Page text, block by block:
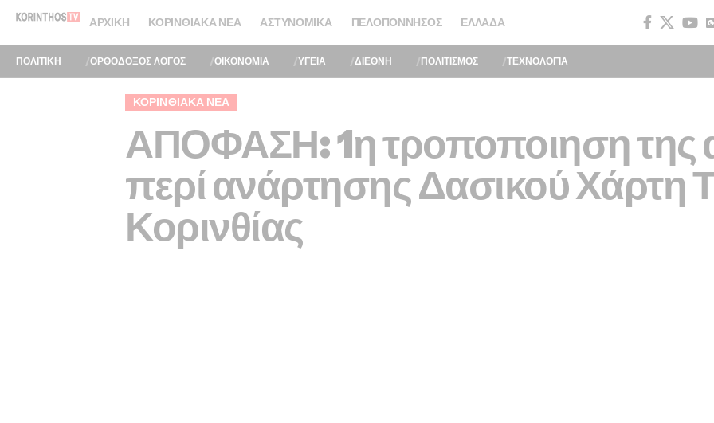
ΑΡΧΙΚΉ ΚΟΡΙΝΘΙΑΚΆ ΝΈΑ ΑΣΤΥΝΟΜΙΚΆ ΠΕΛΟΠΌΝΝΗΣΟΣ ΕΛΛΆΔΑ
ΠΟΛΙΤΙΚΗ ΟΡΘΟΔΟΞΟΣ ΛΟΓΟΣ ΟΙΚΟΝΟΜΙΑ ΥΓΕΙΑ ΔΙΕΘΝΗ ΠΟΛΙΤΙΣΜΟΣ ΤΕΧΝΟΛΟΓΙΑ
ΚΟΡΙΝΘΙΑΚΆ ΝΈΑ
ΑΠΟΦΑΣΗ: 1η τροποποιηση
περί ανάρτησης Δασικού Χάρτη
Κορινθίας